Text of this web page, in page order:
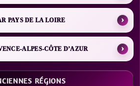
PAYS DE LA LOIRE
ALPES-CÔTE D’AZUR
RÉGIONS